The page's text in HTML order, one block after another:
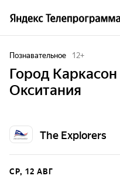
Познавательное 12+
Город Каркасон
Окситания
The Explorers
СР, 12 АВГ